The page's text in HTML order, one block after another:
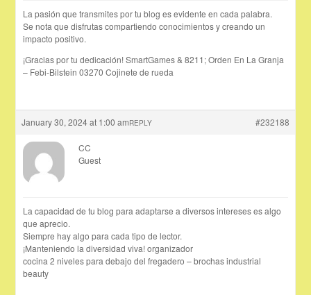
La pasión que transmites por tu blog es evidente en cada palabra.
Se nota que disfrutas compartiendo conocimientos y creando un
impacto positivo.
¡Gracias por tu dedicación! SmartGames & 8211; Orden En La Granja
– Febi-Bilstein 03270 Cojinete de rueda
January 30, 2024 at 1:00 am #232188
REPLY
CC
Guest
La capacidad de tu blog para adaptarse a diversos intereses es algo
que aprecio.
Siempre hay algo para cada tipo de lector.
¡Manteniendo la diversidad viva! organizador
cocina 2 niveles para debajo del fregadero – brochas industrial
beauty